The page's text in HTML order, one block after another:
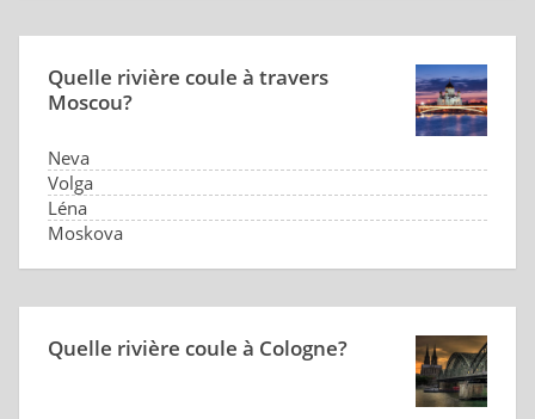
Quelle rivière coule à travers
Moscou?
Neva
Volga
Léna
Moskova
Quelle rivière coule à Cologne?